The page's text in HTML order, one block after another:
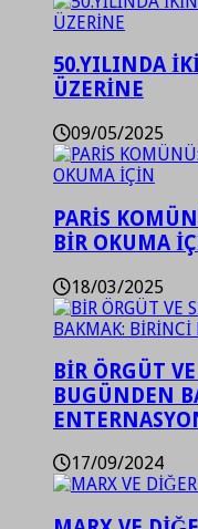
50.YILINDA
ÜZERİNE
09/05/2025
PARİS
BİR OKUMA
18/03/2025
BİR ÖRGÜT
BUGÜNDEN
17/09/2024